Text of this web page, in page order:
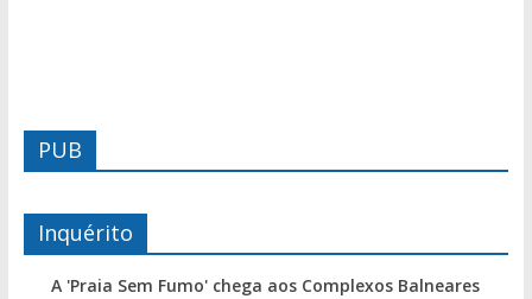
PUB
Inquérito
A 'Praia Sem Fumo' chega aos Complexos Balneares